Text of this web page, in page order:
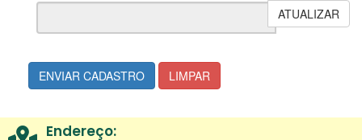
ATUALIZAR
ENVIAR CADASTRO LIMPAR
Endereço: